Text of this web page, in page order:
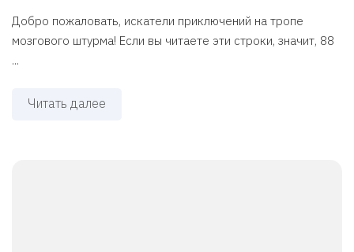
Добро пожаловать, искатели приключений на тропе
мозгового штурма! Если вы читаете эти строки, значит, 88
...
Читать далее